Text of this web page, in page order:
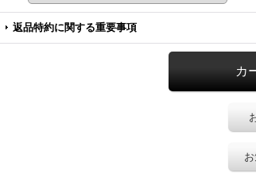
返品特約に関する重要事項